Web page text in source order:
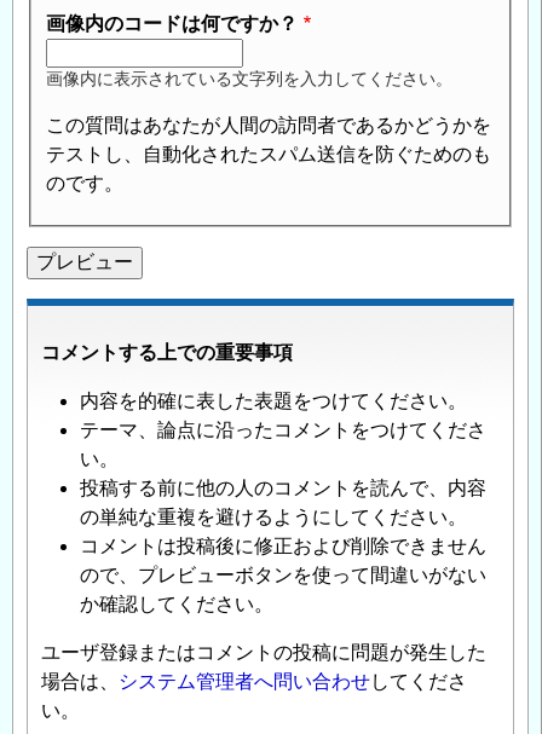
画像内のコードは何ですか？
画像内に表示されている文字列を入力してください。
この質問はあなたが人間の訪問者であるかどうかを
テストし、自動化されたスパム送信を防ぐためのも
のです。
コメントする上での重要事項
内容を的確に表した表題をつけてください。
テーマ、論点に沿ったコメントをつけてくださ
い。
投稿する前に他の人のコメントを読んで、内容
の単純な重複を避けるようにしてください。
コメントは投稿後に修正および削除できません
ので、プレビューボタンを使って間違いがない
か確認してください。
ユーザ登録またはコメントの投稿に問題が発生した
場合は、
システム管理者へ問い合わせしてくださ
い。